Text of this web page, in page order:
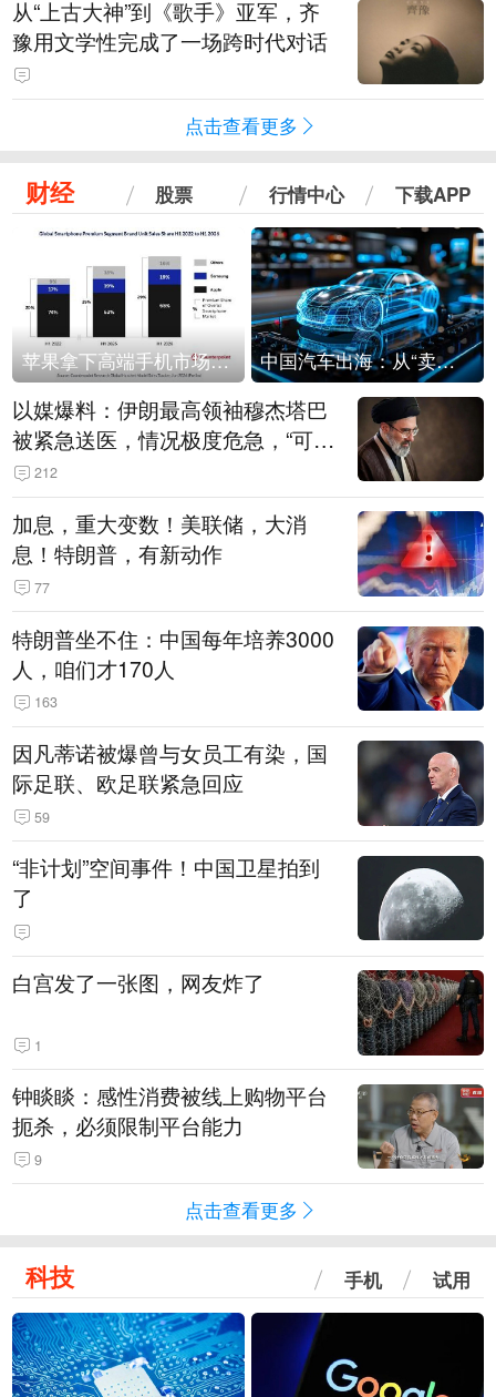
从“上古大神”到《歌手》亚军，齐
豫用文学性完成了一场跨时代对话
点击查看更多
财经 股票 行情中心 下载APP
苹果拿下高端手机市场65%的份额：iPhone 17系列功不可没 中国汽车出海：从“卖出去”到“走进去”
以媒爆料：伊朗最高领袖穆杰塔巴
被紧急送医，情况极度危急，“可能
随时会死去”
212
加息，重大变数！美联储，大消
息！特朗普，有新动作
77
特朗普坐不住：中国每年培养3000
人，咱们才170人
163
因凡蒂诺被爆曾与女员工有染，国
际足联、欧足联紧急回应
59
“非计划”空间事件！中国卫星拍到
了
白宫发了一张图，网友炸了
1
钟睒睒：感性消费被线上购物平台
扼杀，必须限制平台能力
9
点击查看更多
科技 手机 试用